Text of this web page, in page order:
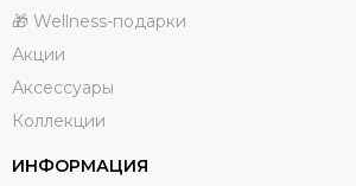
🎁 Wellness-подарки
Акции
Аксессуары
Коллекции
ИНФОРМАЦИЯ